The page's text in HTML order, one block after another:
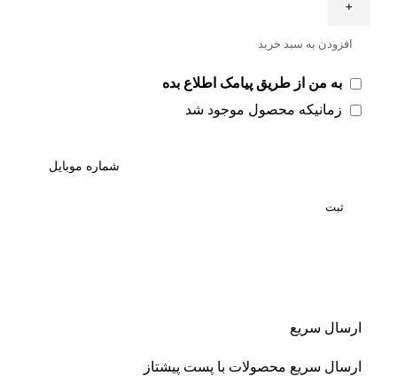
افزودن به سبد خرید
به من از طریق پیامک اطلاع بده
زمانیکه محصول موجود شد
ثبت
ارسال سریع
ارسال سریع محصولات با پست پیشتاز